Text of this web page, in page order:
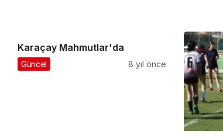
Karaçay Mahmutlar'da
Güncel 8 yıl önce